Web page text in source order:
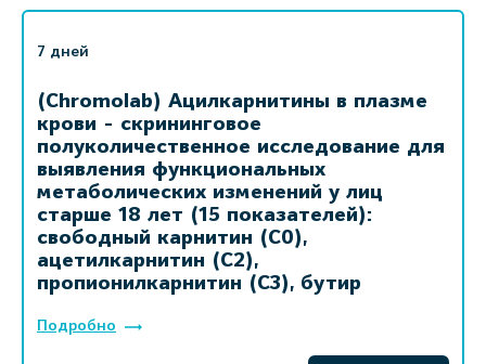
7 дней
(Chromolab) Ацилкарнитины в плазме
крови - скрининговое
полуколичественное исследование для
выявления функциональных
метаболических изменений у лиц
старше 18 лет (15 показателей):
свободный карнитин (C0),
ацетилкарнитин (C2),
пропионилкарнитин (C3), бутир
Подробно